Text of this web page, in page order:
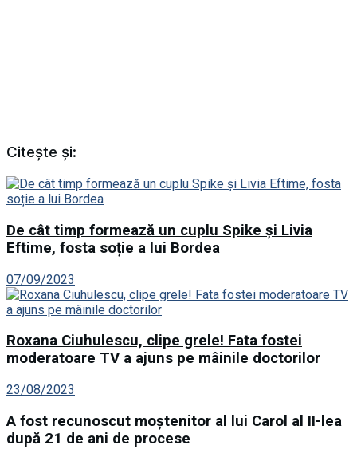
Citește și:
De cât timp formează un cuplu Spike și Livia
Eftime, fosta soție a lui Bordea
07/09/2023
Roxana Ciuhulescu, clipe grele! Fata fostei
moderatoare TV a ajuns pe mâinile doctorilor
23/08/2023
A fost recunoscut moștenitor al lui Carol al II-lea
după 21 de ani de procese